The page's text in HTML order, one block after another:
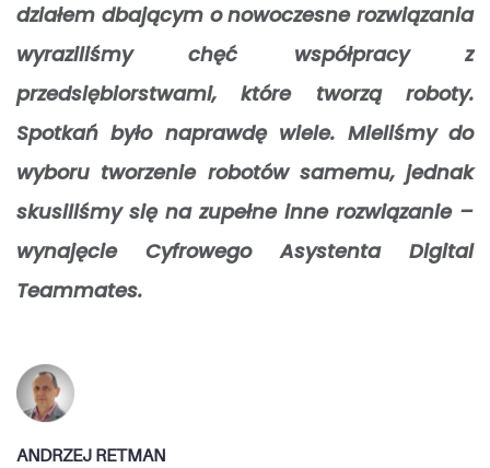
działem dbającym o nowoczesne rozwiązania
wyraziliśmy chęć współpracy z
przedsiębiorstwami, które tworzą roboty.
Spotkań było naprawdę wiele. Mieliśmy do
wyboru tworzenie robotów samemu, jednak
skusiliśmy się na zupełne inne rozwiązanie –
wynajęcie Cyfrowego Asystenta Digital
Teammates.
ANDRZEJ RETMAN